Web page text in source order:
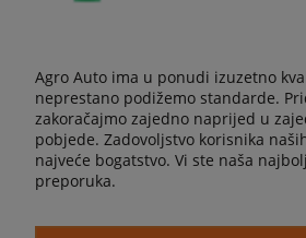
Agro Auto ima u ponudi izuzetno
neprestano podižemo standarde.
zakoračajmo zajedno naprijed u
pobjede. Zadovoljstvo korisnika
najveće bogatstvo. Vi ste naša
preporuka.